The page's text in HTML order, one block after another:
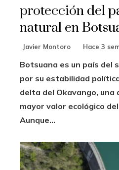
protección del
natural en
Javier Montoro Hace 3
Botsuana es un país del
por su estabilidad
delta del Okavango, una
mayor valor ecológico
Aunque...